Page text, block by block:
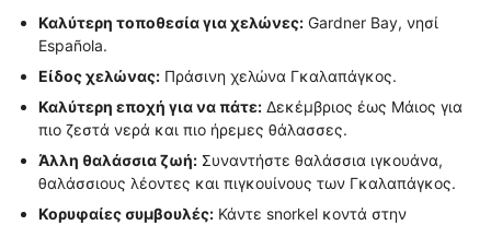
Καλύτερη τοποθεσία για χελώνες: Gardner Bay, νησί
Española.
Είδος χελώνας: Πράσινη χελώνα Γκαλαπάγκος.
Καλύτερη εποχή για να πάτε: Δεκέμβριος έως Μάιος για
πιο ζεστά νερά και πιο ήρεμες θάλασσες.
Άλλη θαλάσσια ζωή: Συναντήστε θαλάσσια ιγκουάνα,
θαλάσσιους λέοντες και πιγκουίνους των Γκαλαπάγκος.
Κορυφαίες συμβουλές: Κάντε snorkel κοντά στην